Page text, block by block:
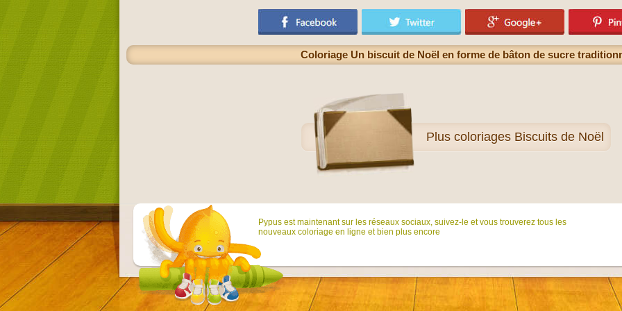
Coloriage Un biscuit de Noël en forme de bâton de sucre
Plus coloriages Biscuits de Noël
Pypus est maintenant sur ​​les réseaux sociaux, suivez-le et vous trouverez tous les
nouveaux coloriage en ligne et bien plus encore